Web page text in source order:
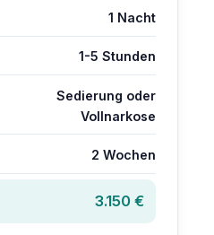
1 Nacht
1-5 Stunden
Sedierung oder
Vollnarkose
2 Wochen
3.150 €